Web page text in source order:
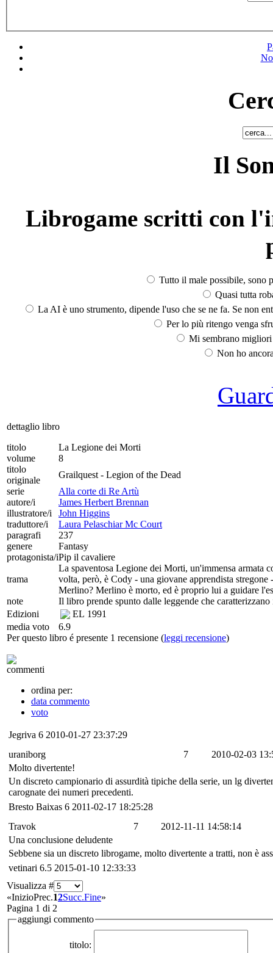
Il
Librogame scritti con
Tutto il male possibile, sono
Quasi tutta
La AI è uno strumento, dipende l'uso che se ne fa. Se non
Per lo più ritengo venga
Mi sembrano
Non ho
dettaglio libro
titolo
La Legione dei Morti
volume
8
titolo
originale
Grailquest - Legion of the Dead
serie
Alla corte di Re Artù
autore/i
James Herbert Brennan
illustratore/i
John Higgins
traduttore/i
Laura Pelaschiar Mc Court
paragrafi
237
genere
Fantasy
protagonista/iPip il cavaliere
trama
La spaventosa Legione dei Morti, un'immensa armata
volta, però, è Cody - una giovane apprendista
Merlino? Merlino è morto, ed è proprio lui a guidare
note
Il libro prende spunto dalle leggende che
Edizioni
EL 1991
media voto
6.9
Per questo libro é presente 1 recensione (leggi recensione)
commenti
ordina per:
data commento
voto
Jegriva 6 2010-01-27 23:37:29
uraniborg
7
2010-02-03
Molto divertente!
Un discreto campionario di assurdità tipiche della serie, un lg
carognate dei numeri precedenti.
Bresto Baixas 6 2011-02-17 18:25:28
Travok
7
2012-11-11 14:58:14
Una conclusione deludente
Sebbene sia un discreto librogame, molto divertente a tratti, non è
vetinari 6.5 2015-01-10 12:33:33
Visualizza #
«InizioPrec.12Succ.Fine»
Pagina 1 di 2
aggiungi commento
titolo: